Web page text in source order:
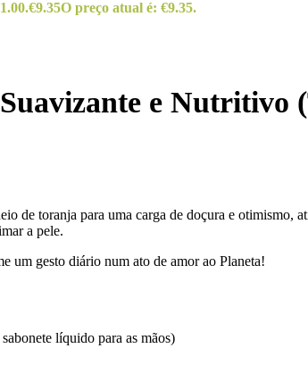
€9.35O preço atual é: €9.35.
e Nutritivo
de toranja para uma carga de doçura e otimismo,
a pele.
um gesto diário num ato de amor ao Planeta!
líquido para as mãos)